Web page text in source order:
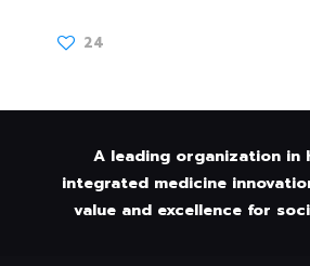
24
A leading organization in
integrated medicine
value and excellence for